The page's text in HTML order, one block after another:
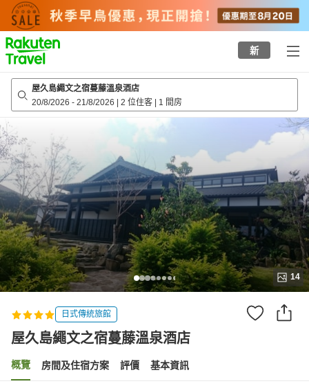
to
top
page
新
屋久島繩文之宿蔓藤溫泉酒店
20/8/2026 - 21/8/2026 | 2 位住客 | 1 間房
14
日式傳統旅館
屋久島繩文之宿蔓藤溫泉酒店
概覽 房間及住宿方案 評價 基本資訊